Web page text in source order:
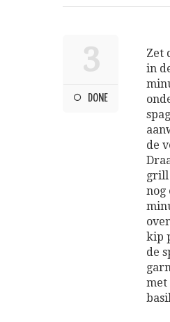
3
DONE
Zet
in
de
grill
nog
kip
de
met